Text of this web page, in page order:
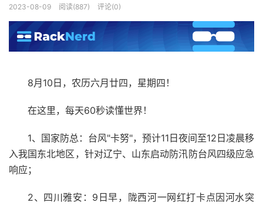
2023-08-09 阅读(887) 评论(0)
8月10日，农历六月廿四，星期四！
在这里，每天60秒读懂世界！
1、国家防总：台风"卡努"，预计11日夜间至12日凌晨移
入我国东北地区，针对辽宁、山东启动防汛防台风四级应急
响应；
2、四川雅安：9日早，陇西河一网红打卡点因河水突